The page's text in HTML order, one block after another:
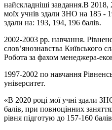
найскладніші завдання.В 2018,
моїх учнів здали ЗНО на 185 -
здали на: 193, 194, 196 балів.
2002-2003 рр. навчання.
слов’янознавства Київського
Робота за фахом менеджера-
1997-2002 по навчання
університет.
«В 2020 році мої учні здали
балів, при повноцінних
рівня підготую до 157-160